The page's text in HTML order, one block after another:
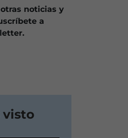
noticias y
a
visto